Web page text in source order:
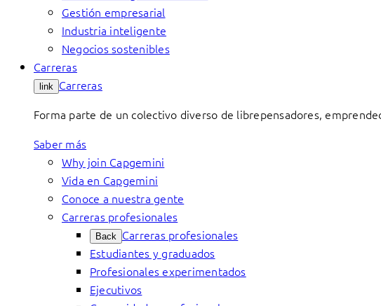
Gestión empresarial
Industria inteligente
Negocios sostenibles
Carreras
link Carreras
Forma parte de un colectivo diverso de librepensadores,
Saber más
Why join Capgemini
Vida en Capgemini
Conoce a nuestra gente
Carreras profesionales
Back Carreras profesionales
Estudiantes y graduados
Profesionales experimentados
Ejecutivos